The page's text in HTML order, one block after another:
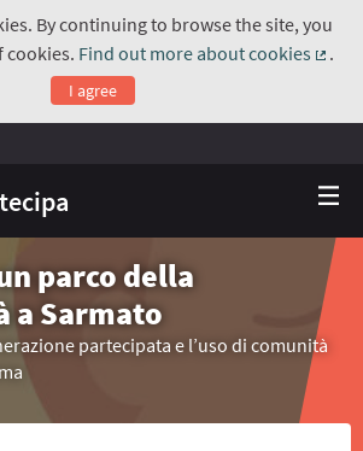
By continuing to browse the site, you
cookies. Find out more about cookies
.
I agree
parco della
a Sarmato
partecipata e l’uso di comunità